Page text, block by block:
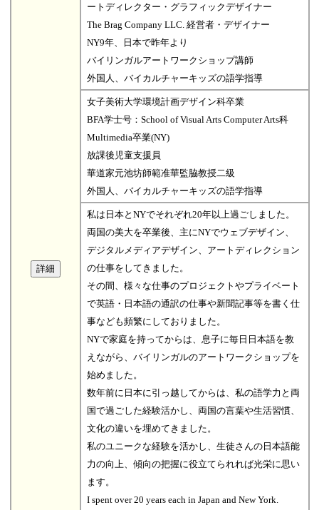
ートディレクター・グラフィックデザイナー
The Brag Company LLC. 経営者・デザイナー
NY9年、日本で昨年より
バイリンガルアートワークショップ講師
外国人、バイカルチャーキッズの語学指導
女子美術大学環境計画デザイン科卒業
BFA学士号：School of Visual Arts Computer Arts科
Multimedia卒業(NY)
放課後児童支援員
華道家元池坊師範准華監脇教授二級
外国人、バイカルチャーキッズの語学指導
私は日本とNYでそれぞれ20年以上過ごしました。
両国の美大を卒業後、主にNYでウェブデザイン、
デジタルメディアデザイン、アートディレクション
の仕事をしてきました。
その間、様々な仕事のプロジェクトやプライベート
で英語・日本語の通訳の仕事や新聞記事等を書く仕
事なども頻繁にしておりました。
NYで家庭を持ってからは、息子に毎日日本語を教
えながら、バイリンガルのアートワークショップを
始めました。
数年前に日本に引っ越してからは、私の語学力と両
国で過ごした経験活かし、両国の言葉や生活習慣、
文化の違いを埋めてきました。
私のユニークな経験を活かし、生徒さんの日本語能
力の向上、傾向の把握に役立てられれば光栄に思い
ます。
I spent over 20 years each in Japan and New York.